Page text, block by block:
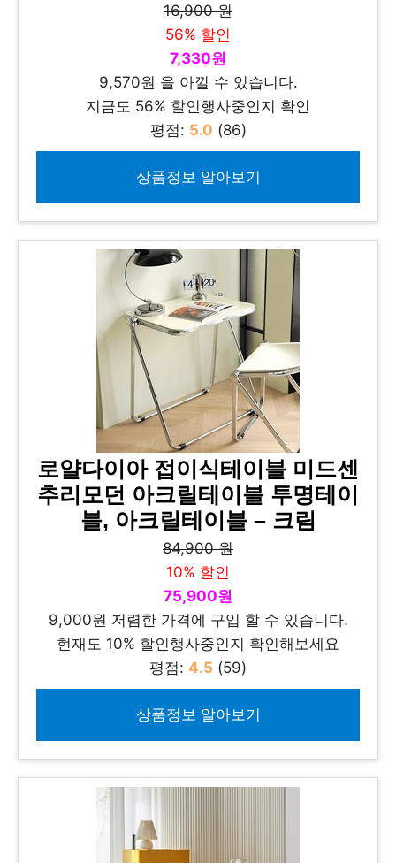
16,900 원
56% 할인
7,330원
9,570원 을 아낄 수 있습니다.
지금도 56% 할인행사중인지 확인
평점: 5.0 (86)
상품정보 알아보기
로얄다이아 접이식테이블 미드센
추리모던 아크릴테이블 투명테이
블, 아크릴테이블 – 크림
84,900 원
10% 할인
75,900원
9,000원 저렴한 가격에 구입 할 수 있습니다.
현재도 10% 할인행사중인지 확인해보세요
평점: 4.5 (59)
상품정보 알아보기